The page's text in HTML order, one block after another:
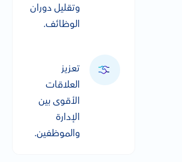
وتقليل دوران
الوظائف.
تعزيز
العلاقات
الأقوى بين
الإدارة
والموظفين.